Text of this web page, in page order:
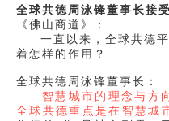
全球共德周泳锋董事长接
《佛山商道》：
一直以来，全球共德
着怎样的作用？
全球共德周泳锋董事长：
智慧城市的理念与方
全球共德重点是在智慧城